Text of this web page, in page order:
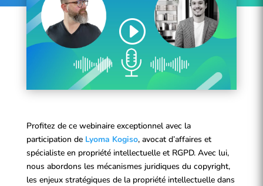
Profitez de ce webinaire exceptionnel avec la
participation de Lyoma Kogiso, avocat d’affaires et
spécialiste en propriété intellectuelle et RGPD. Avec lui,
nous abordons les mécanismes juridiques du copyright,
les enjeux stratégiques de la propriété intellectuelle dans